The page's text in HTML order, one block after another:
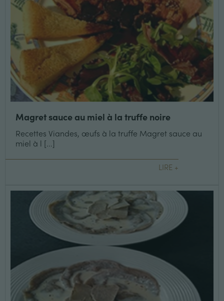
Magret sauce au miel à la truffe noire
Recettes Viandes, œufs à la truffe Magret sauce au
miel à l [...]
LIRE +